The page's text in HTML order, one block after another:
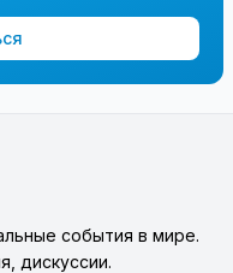
события в мире.
дискуссии.